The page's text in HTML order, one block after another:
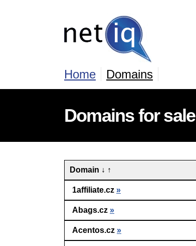
Home Domains
Domains for sale
Domain ↓ ↑
1affiliate.cz »
Abags.cz »
Acentos.cz »